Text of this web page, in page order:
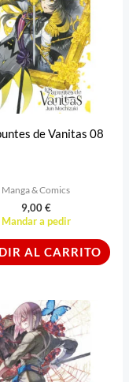
de Vanitas 08
Manga & Comics
9,00€
Mandar a pedir
AL CARRITO